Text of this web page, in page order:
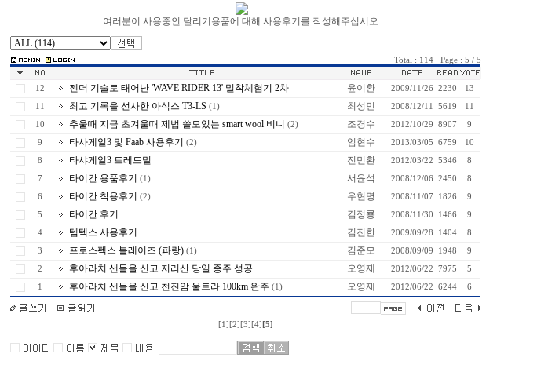
여러분이 사용중인 달리기용품에 대해 사용후기를 작성해주십시오.
Total : 114 Page : 5 / 5
12 젠더 기술로 태어난 'WAVE RIDER 13' 밀착체험기 2차 윤이환 2009/11/26 2230 13
11 최고 기록을 선사한 아식스 T3-LS (1) 최성민 2008/12/11 5619 11
10 추울때 지금 초겨울때 제법 쓸모있는 smart wool 비니 (2) 조경수 2012/10/29 8907 9
9 타사게일3 및 Faab 사용후기 (2) 임현수 2013/03/05 6759 10
8 타샤게일3 트레드밀 전민환 2012/03/22 5346 8
7 타이칸 용품후기 (1) 서윤석 2008/12/06 2450 8
6 타이칸 착용후기 (2) 우현명 2008/11/07 1826 9
5 타이칸 후기 김정룡 2008/11/30 1466 9
4 템텍스 사용후기 김진한 2009/09/28 1404 8
3 프로스펙스 블레이즈 (파랑) (1) 김준모 2008/09/09 1948 9
2 후아라치 샌들을 신고 지리산 당일 종주 성공 오영제 2012/06/22 7975 5
1 후아라치 샌들을 신고 천진암 울트라 100km 완주 (1) 오영제 2012/06/22 6244 6
[1] [2] [3] [4] [5]